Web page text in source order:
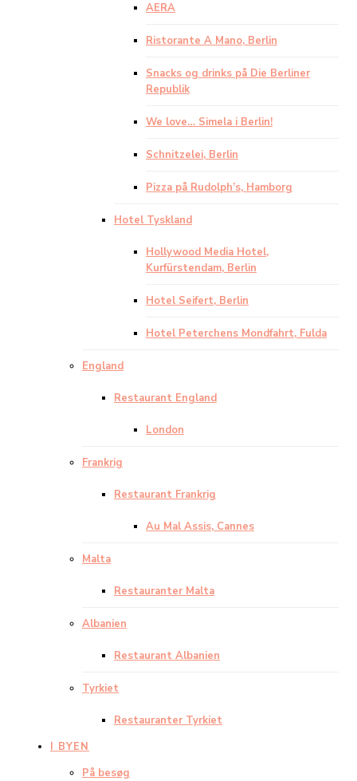
AERA
Ristorante A Mano, Berlin
Snacks og drinks på Die Berliner
Republik
We love… Simela i Berlin!
Schnitzelei, Berlin
Pizza på Rudolph’s, Hamborg
Hotel Tyskland
Hollywood Media Hotel,
Kurfürstendam, Berlin
Hotel Seifert, Berlin
Hotel Peterchens Mondfahrt, Fulda
England
Restaurant England
London
Frankrig
Restaurant Frankrig
Au Mal Assis, Cannes
Malta
Restauranter Malta
Albanien
Restaurant Albanien
Tyrkiet
Restauranter Tyrkiet
I BYEN
På besøg